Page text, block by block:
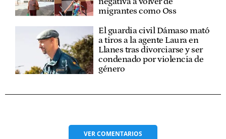
migrantes como Oss
El guardia civil Dámaso mató
a tiros a la agente Laura en
Llanes tras divorciarse y ser
condenado por violencia de
género
VERCOMENTARIOS